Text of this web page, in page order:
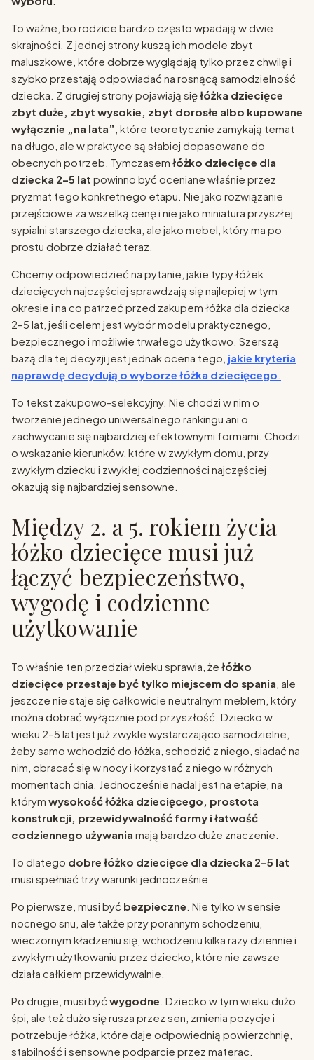
To ważne, bo rodzice bardzo często wpadają w dwie
skrajności. Z jednej strony kuszą ich modele zbyt
maluszkowe, które dobrze wyglądają tylko przez chwilę i
szybko przestają odpowiadać na rosnącą samodzielność
dziecka. Z drugiej strony pojawiają sięłóżka dziecięce
zbyt duże, zbyt wysokie, zbyt dorosłe albo kupowane
wyłącznie „na lata” , które teoretycznie zamykają temat
na długo, ale w praktyce są słabiej dopasowane do
obecnych potrzeb. Tymczasem łóżko dziecięce dla
dziecka 2–5 lat powinno być oceniane właśnie przez
pryzmat tego konkretnego etapu. Nie jako rozwiązanie
przejściowe za wszelką cenę i nie jako miniatura przyszłej
sypialni starszego dziecka, ale jako mebel, który ma po
prostu dobrze działać teraz.
Chcemy odpowiedzieć na pytanie, jakie typy łóżek
dziecięcych najczęściej sprawdzają się najlepiej w tym
okresie i na co patrzeć przed zakupem łóżka dla dziecka
2–5 lat, jeśli celem jest wybór modelu praktycznego,
bezpiecznego i możliwie trwałego użytkowo. Szerszą
bazą dla tej decyzji jest jednak ocena tego, jakie kryteria
naprawdę decydują o wyborze łóżka dziecięcego
To tekst zakupowo-selekcyjny. Nie chodzi w nim o
tworzenie jednego uniwersalnego rankingu ani o
zachwycanie się najbardziej efektownymi formami. Chodzi
o wskazanie kierunków, które w zwykłym domu, przy
zwykłym dziecku i zwykłej codzienności najczęściej
okazują się najbardziej sensowne.
Między 2. a 5. rokiem życia
łóżko dziecięce musi już
łączyć bezpieczeństwo,
wygodę i codzienne
użytkowanie
To właśnie ten przedział wieku sprawia, że łóżko
dziecięce przestaje być tylko miejscem do spania , ale
jeszcze nie staje się całkowicie neutralnym meblem, który
można dobrać wyłącznie pod przyszłość. Dziecko w
wieku 2–5 lat jest już zwykle wystarczająco samodzielne,
żeby samo wchodzić do łóżka, schodzić z niego, siadać na
nim, obracać się w nocy i korzystać z niego w różnych
momentach dnia. Jednocześnie nadal jest na etapie, na
którym wysokość łóżka dziecięcego, prostota
konstrukcji, przewidywalność formy i łatwość
codziennego używania mają bardzo duże znaczenie.
To dlatego dobre łóżko dziecięce dla dziecka 2–5 lat
musi spełniać trzy warunki jednocześnie.
Po pierwsze, musi być bezpieczne . Nie tylko w sensie
nocnego snu, ale także przy porannym schodzeniu,
wieczornym kładzeniu się, wchodzeniu kilka razy dziennie i
zwykłym użytkowaniu przez dziecko, które nie zawsze
działa całkiem przewidywalnie.
Po drugie, musi być wygodne . Dziecko w tym wieku dużo
śpi, ale też dużo się rusza przez sen, zmienia pozycje i
potrzebuje łóżka, które daje odpowiednią powierzchnię,
stabilność i sensowne podparcie przez materac.